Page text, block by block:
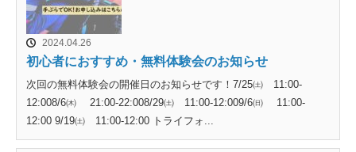
2024.04.26
初心者におすすめ・無料体験会のお知らせ
次回の無料体験会の開催日のお知らせです！7/25㈯ 11:00-
12:008/6㈭ 21:00-22:008/29㈯ 11:00-12:009/6㈰ 11:00-
12:00 9/19㈯ 11:00-12:00 トライフォ...